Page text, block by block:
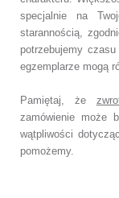
specjalnie na
starannością,
potrzebujemy
egzemplarze mogą
Pamiętaj, że
zamówienie może
wątpliwości
pomożemy.